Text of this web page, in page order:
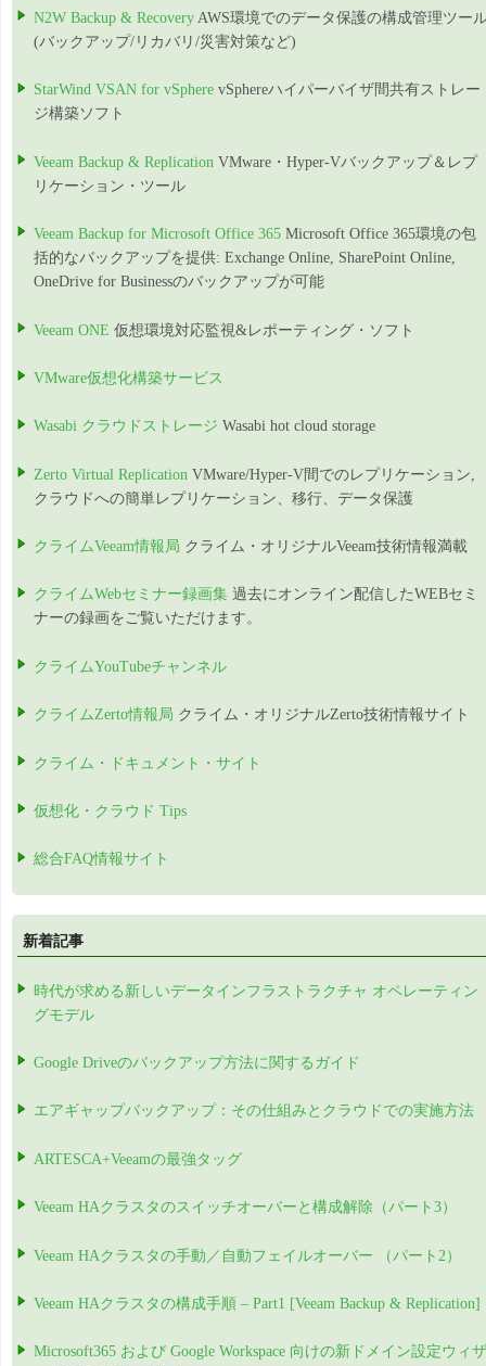
N2W Backup & Recovery AWS環境でのデータ保護の構成管理ツー
(バックアップ/リカバリ/災害対策など)
StarWind VSAN for vSphere vSphereハイパーバイザ間共有ストレー
ジ構築ソフト
Veeam Backup & Replication VMware・Hyper-Vバックアップ＆レプ
リケーション・ツール
Veeam Backup for Microsoft Office 365 Microsoft Office 365環境の包
括的なバックアップを提供: Exchange Online, SharePoint Online,
OneDrive for Businessのバックアップが可能
Veeam ONE 仮想環境対応監視&レポーティング・ソフト
VMware仮想化構築サービス
Wasabi クラウドストレージ Wasabi hot cloud storage
Zerto Virtual Replication VMware/Hyper-V間でのレプリケーション,
クラウドへの簡単レプリケーション、移行、データ保護
クライムVeeam情報局 クライム・オリジナルVeeam技術情報満載
クライムWebセミナー録画集 過去にオンライン配信したWEBセミ
ナーの録画をご覧いただけます。
クライムYouTubeチャンネル
クライムZerto情報局 クライム・オリジナルZerto技術情報サイト
クライム・ドキュメント・サイト
仮想化・クラウド Tips
総合FAQ情報サイト
新着記事
時代が求める新しいデータインフラストラクチャ オペレーティン
グモデル
Google Driveのバックアップ方法に関するガイド
エアギャップバックアップ：その仕組みとクラウドでの実施方法
ARTESCA+Veeamの最強タッグ
Veeam HAクラスタのスイッチオーバーと構成解除（パート3）
Veeam HAクラスタの手動／自動フェイルオーバー （パート2）
Veeam HAクラスタの構成手順 – Part1 [Veeam Backup & Replication]
Microsoft365 および Google Workspace 向けの新ドメイン設定ウィザ